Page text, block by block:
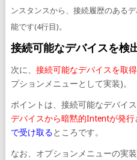
ンスタンスから、接続履歴のある
能です(4行目)。
接続可能なデバイスを検
次に、 接続可能なデバイスを取得
プションメニューとして実装)。
ポイントは、接続可能なデバイ
デバイスから暗黙的Intentが発行
で受け取るところです。
なお、オプションメニューの実